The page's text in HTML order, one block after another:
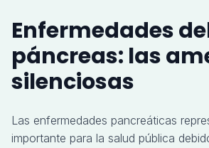
Enfermedades
páncreas: las
silenciosas
Las enfermedades pancreáticas
importante para la salud pública